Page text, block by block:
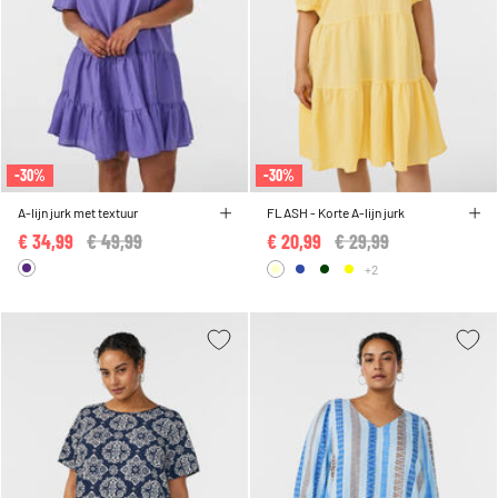
-30%
A-lijn jurk met textuur
Price reduced from
€ 49,99
€ 34,99
-30%
FLASH - Korte A-lijn jurk
Price reduced from
€ 29,99
€ 20,99
+2